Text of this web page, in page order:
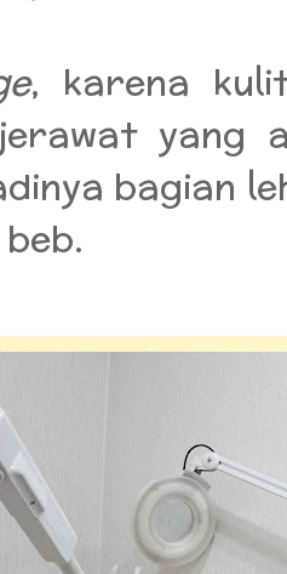
, karena
yang
bagian
beb.